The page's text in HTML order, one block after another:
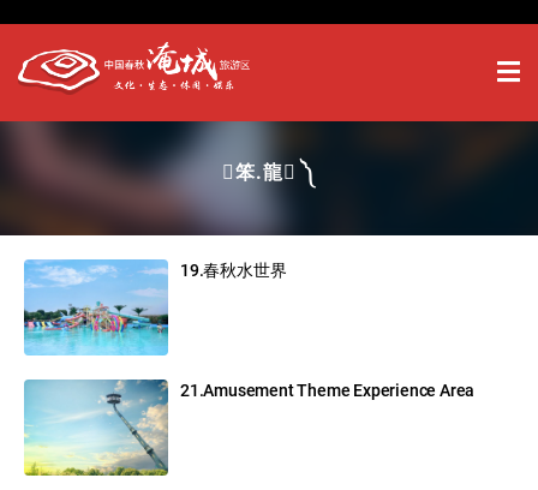
笨.龍 ༽
19.春秋水世界
21.Amusement Theme Experience Area